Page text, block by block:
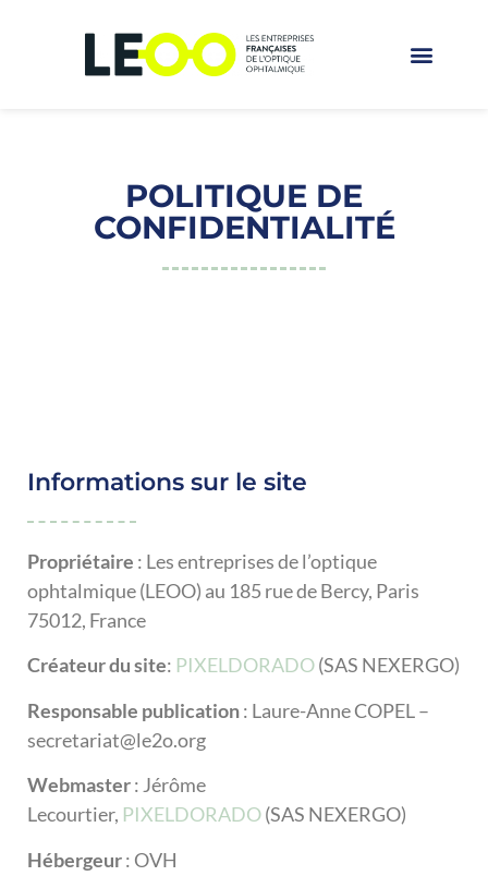
POLITIQUE DE
CONFIDENTIALITÉ
Informations sur le site
Propriétaire : Les entreprises de l’optique
ophtalmique (LEOO) au 185 rue de Bercy, Paris
75012, France
Créateur du site: PIXELDORADO(SAS NEXERGO)
Responsable publication: Laure-Anne COPEL –
secretariat@le2o.org
Webmaster: Jérôme
Lecourtier, PIXELDORADO(SAS NEXERGO)
Hébergeur: OVH